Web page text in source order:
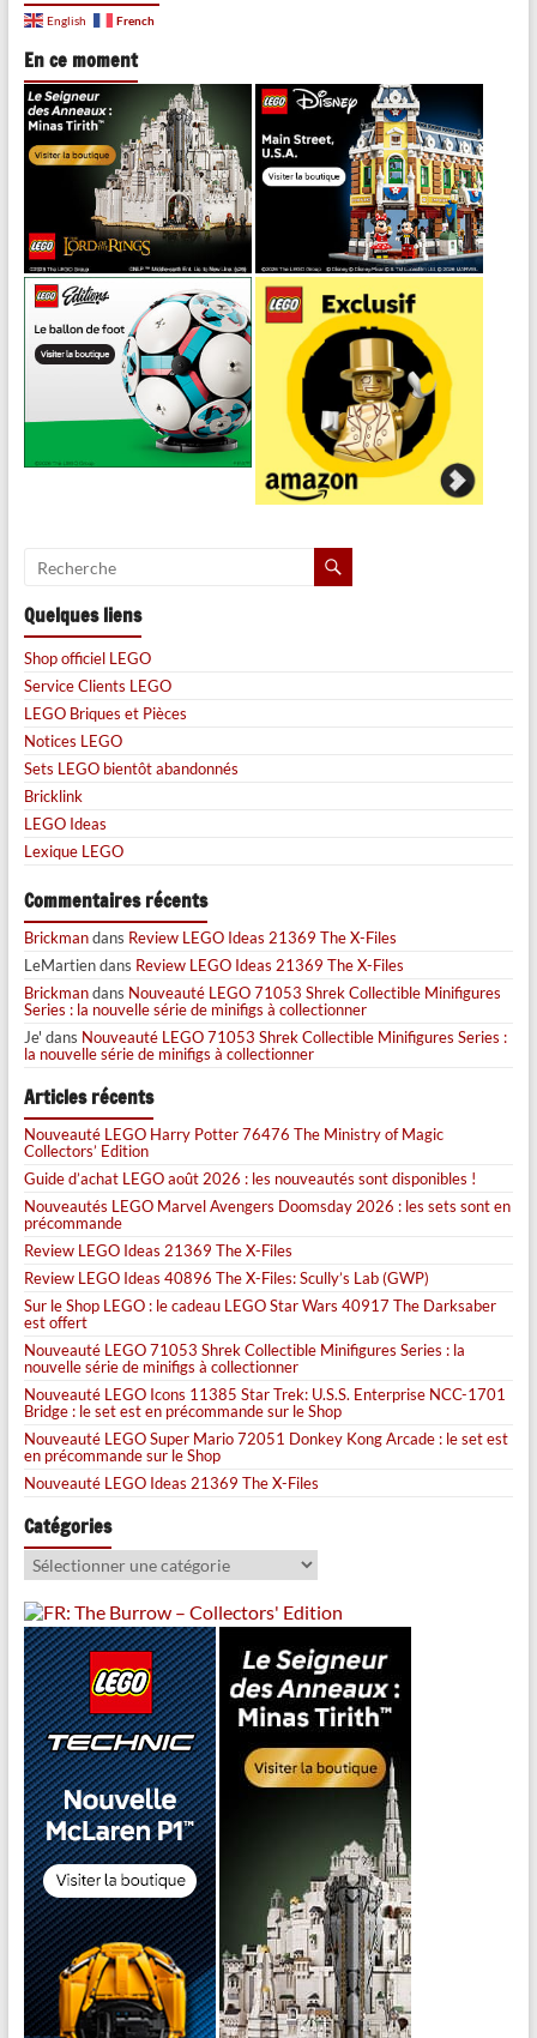
English French
En ce moment
Quelques liens
Shop officiel LEGO
Service Clients LEGO
LEGO Briques et Pièces
Notices LEGO
Sets LEGO bientôt abandonnés
Bricklink
LEGO Ideas
Lexique LEGO
Commentaires récents
Brickmandans Review LEGO Ideas 21369 The X-Files
LeMartiendans Review LEGO Ideas 21369 The X-Files
Brickmandans Nouveauté LEGO 71053 Shrek Collectible Minifigures
Series : la nouvelle série de minifigs à collectionner
Je' dans Nouveauté LEGO 71053 Shrek Collectible Minifigures Series :
la nouvelle série de minifigs à collectionner
Articles récents
Nouveauté LEGO Harry Potter 76476 The Ministry of Magic
Collectors’ Edition
Guide d’achat LEGO août 2026 : les nouveautés sont disponibles !
Nouveautés LEGO Marvel Avengers Doomsday 2026 : les sets sont en
précommande
Review LEGO Ideas 21369 The X-Files
Review LEGO Ideas 40896 The X-Files: Scully’s Lab (GWP)
Sur le Shop LEGO : le cadeau LEGO Star Wars 40917 The Darksaber
est offert
Nouveauté LEGO 71053 Shrek Collectible Minifigures Series : la
nouvelle série de minifigs à collectionner
Nouveauté LEGO Icons 11385 Star Trek: U.S.S. Enterprise NCC-1701
Bridge : le set est en précommande sur le Shop
Nouveauté LEGO Super Mario 72051 Donkey Kong Arcade : le set est
en précommande sur le Shop
Nouveauté LEGO Ideas 21369 The X-Files
Catégories
Catégories